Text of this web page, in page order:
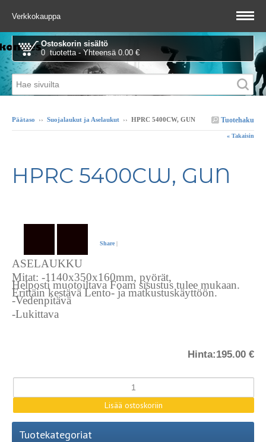
Verkkokauppa
Ostoskorin sisältö
0 tuotetta - Yhteensä 0.00 €
Tuotehaku
Päätaso ›› Suojalaukut ja Aselaukut ›› HPRC 5400CW, GUN
« Takaisin
HPRC 5400CW, GUN
Share |
ASELAUKKU
Mitat: -1140x350x160mm, pyörät,
Helposti muotoiltava Foam sisustus tulee mukaan.
Erittäin kestävä Lento- ja matkustuskäyttöön.
-Vedenpitävä
-Lukittava
Hinta:195.00 €
Tuotekategoriat